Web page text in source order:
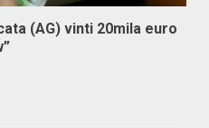
(AG) vinti 20mila euro